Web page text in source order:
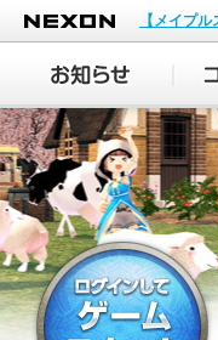
NEXON
【メイプ